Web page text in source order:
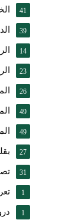
41
39
14
23
26
49
49
27
31
1
1